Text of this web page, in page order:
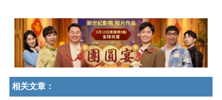
相关文章：